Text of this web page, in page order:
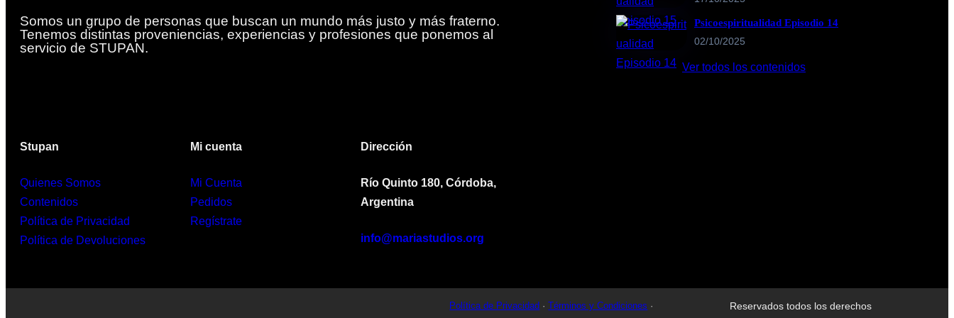
Somos un grupo de personas que buscan un mundo más justo y más fraterno.
Tenemos distintas proveniencias, experiencias y profesiones que ponemos al
servicio de STUPAN.
Stupan
Quienes Somos
Contenidos
Política de Privacidad
Política de Devoluciones
Mi cuenta
Mi Cuenta
Pedidos
Regístrate
Dirección
Río Quinto 180, Córdoba,
Argentina
info@mariastudios.org
Psicoespiritualidad Episodio 14
02/10/2025
Ver todos los contenidos
Política de Privacidad ·Términos y Condiciones · Reservados todos los derechos